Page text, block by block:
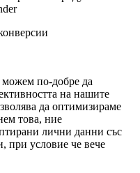
можем по-добре да
на нашите
да оптимизираме
това, ние
лични данни със
при условие че вече